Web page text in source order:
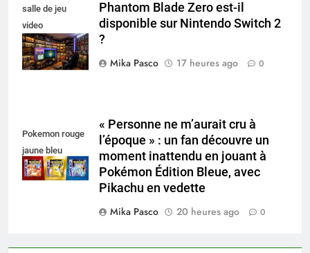
salle de jeu
video
collectionneur
Phantom Blade Zero est-il
disponible sur Nintendo Switch 2
?
Mika Pasco
17 heures ago 0
Pokemon rouge
jaune bleu
« Personne ne m’aurait cru à
l’époque » : un fan découvre un
moment inattendu en jouant à
Pokémon Édition Bleue, avec
Pikachu en vedette
Mika Pasco
20 heures ago 0